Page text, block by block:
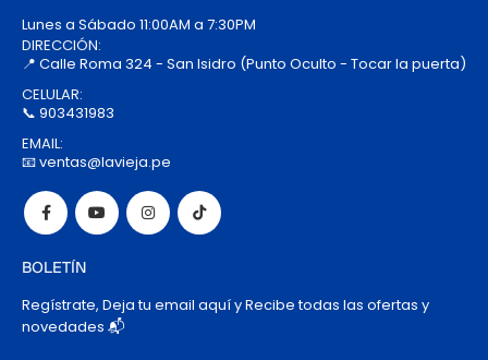
Lunes a Sábado 11:00AM a 7:30PM
DIRECCIÓN:
📍 Calle Roma 324 - San Isidro (Punto Oculto - Tocar la puerta)
CELULAR:
📞 903431983
EMAIL:
📧 ventas@lavieja.pe
BOLETÍN
Regístrate, Deja tu email aquí y Recibe todas las ofertas y
novedades 📬